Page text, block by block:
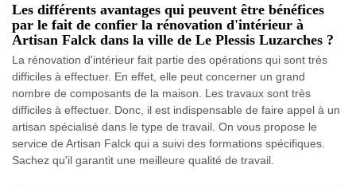
Les différents avantages qui peuvent être bénéfices
par le fait de confier la rénovation d'intérieur à
Artisan Falck dans la ville de Le Plessis Luzarches ?
La rénovation d'intérieur fait partie des opérations qui sont très
difficiles à effectuer. En effet, elle peut concerner un grand
nombre de composants de la maison. Les travaux sont très
difficiles à effectuer. Donc, il est indispensable de faire appel à un
artisan spécialisé dans le type de travail. On vous propose le
service de Artisan Falck qui a suivi des formations spécifiques.
Sachez qu'il garantit une meilleure qualité de travail.